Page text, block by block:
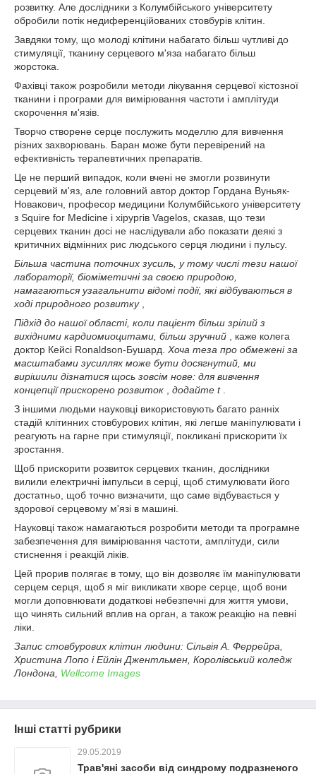
розвитку. Але дослідники з Колумбійського університету
обробили потік недиференційованих стовбурів клітин.
Завдяки тому, що молоді клітини набагато більш чутливі до
стимуляції, тканину серцевого м'яза набагато більш
жорстока.
Фахівці також розробили методи лікування серцевої кістозної
тканини і програми для вимірювання частоти і амплітуди
скорочення м'язів.
Творчо створене серце послужить моделлю для вивчення
різних захворювань. Баран може бути перевірений на
ефективність терапевтичних препаратів.
Це не перший випадок, коли вчені не змогли розвинути
серцевий м'яз, але головний автор доктор Гордана Вуньяк-
Новакович, професор медицини Колумбійського університету
з Squire for Medicine і хірургів Vagelos, сказав, що тези
серцевих тканин досі не наслідували або показати деякі з
критичних відмінних рис людського серця людини і пульсу.
Більша частина поточних зусиль, у тому числі тези нашої
лабораторії, біоміметичні за своєю природою,
намагаються узагальнити відомі події, які відбуваються в
ході природного розвитку,
Підхід до нашої області, коли пацієнт більш зрілий з
вихідними кардиомиоцитами, більш зручний , каже колега
доктор Кейсі Ronaldson-Бушард. Хоча теза про обмежені за
масштабами зусиллях може бути досягнутий, ми
вирішили дізнатися щось зовсім нове: для вивчення
концепції прискорено розвиток
додайте t.
З іншими людьми науковці використовують багато ранніх
стадій клітинних стовбурових клітин, які легше маніпулювати і
реагують на гарне при стимуляції, покликані прискорити їх
зростання.
Щоб прискорити розвиток серцевих тканин, дослідники
вилили електричні імпульси в серці, щоб стимулювати його
достатньо, щоб точно визначити, що саме відбувається у
здорової серцевому м'язі в машині.
Науковці також намагаються розробити методи та програмне
забезпечення для вимірювання частоти, амплітуди, сили
стиснення і реакцій ліків.
Цей прорив полягає в тому, що він дозволяє їм маніпулювати
серцем серця, щоб я міг викликати хворе серце, щоб вони
могли доповнювати додаткові небезпечні для життя умови,
що чинять сильний вплив на орган, а також реакцію на певні
ліки.
Запис стовбурових клітин людини: Сільвія А. Феррейра,
Христина Лопо і Ейлін Джентльмен, Королівський коледж
Лондона, Wellcome Images
Інші статті рубрики
29.05.2019
Трав'яні засоби від синдрому подразненого